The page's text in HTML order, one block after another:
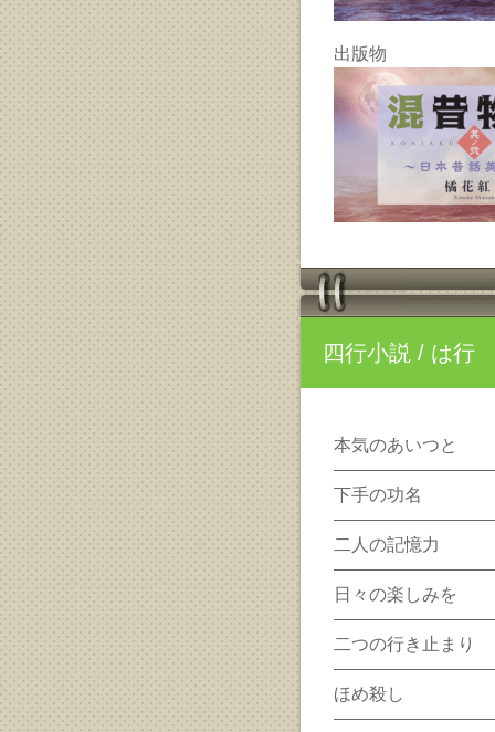
出版物
四行小説 / は行
本気のあいつと
下手の功名
二人の記憶力
日々の楽しみを
二つの行き止まり
ほめ殺し